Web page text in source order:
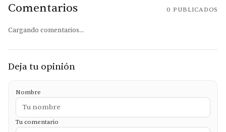
Comentarios 0 PUBLICADOS
Cargando comentarios...
Deja tu opinión
Nombre
Tu comentario